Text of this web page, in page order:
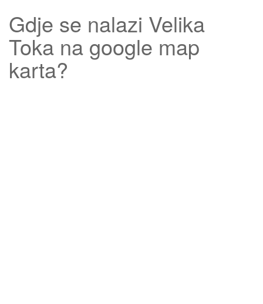
Gdje se nalazi Velika
Toka na google map
karta?